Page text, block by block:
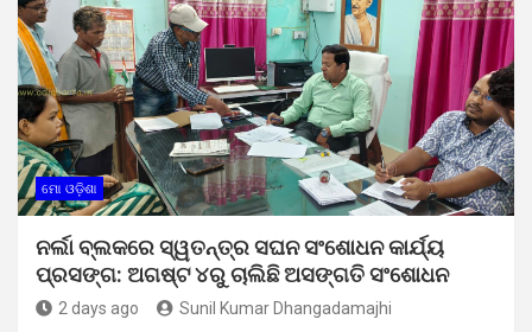
ମୋ ଓଡ଼ିଶା
ନର୍ଲା ବ୍ଲକରେ ସ୍ୱତନ୍ତ୍ର ସଘନ ସଂଶୋଧନ କାର୍ଯ୍ୟ
ପ୍ରସଙ୍ଗ: ଅଗଷ୍ଟ ୪ରୁ ଚାଲିଛି ଅସଙ୍ଗତି ସଂଶୋଧନ
2 days ago Sunil Kumar Dhangadamajhi